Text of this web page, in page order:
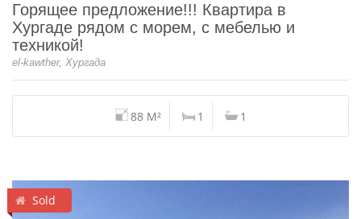
Горящее предложение!!! Квартира в
Хургаде рядом с морем, с мебелью и
техникой!
el-kawther, Хургада
88 M² 1 1
Sold